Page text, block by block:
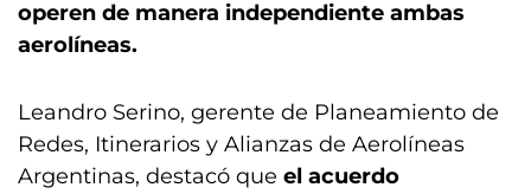
operen de manera independiente ambas
aerolíneas.
Leandro Serino, gerente de Planeamiento de
Redes, Itinerarios y Alianzas de Aerolíneas
Argentinas, destacó que el acuerdo